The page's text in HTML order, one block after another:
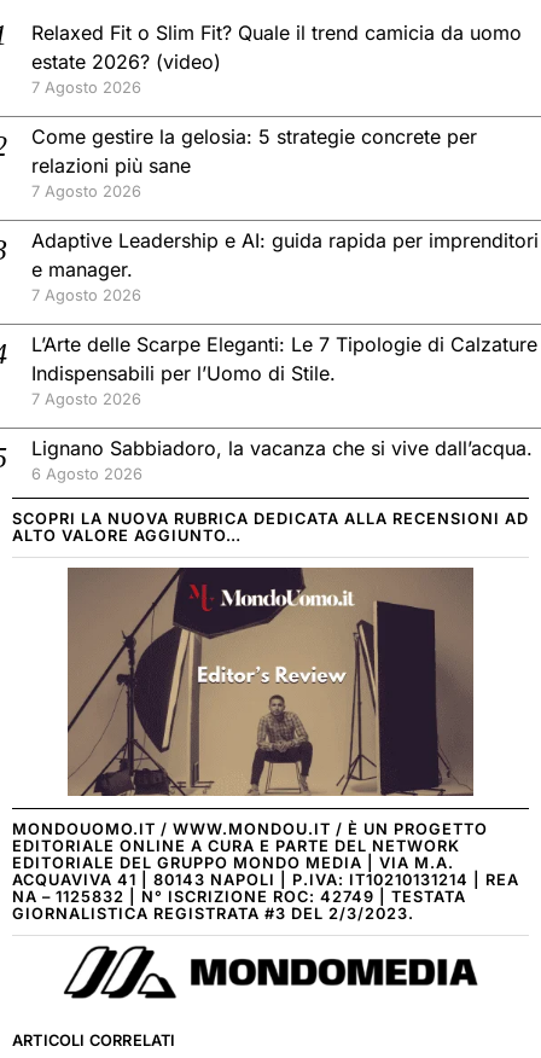
Relaxed Fit o Slim Fit? Quale il trend camicia da uomo
estate 2026? (video)
7 Agosto 2026
Come gestire la gelosia: 5 strategie concrete per
relazioni più sane
7 Agosto 2026
Adaptive Leadership e AI: guida rapida per imprenditori
e manager.
7 Agosto 2026
L’Arte delle Scarpe Eleganti: Le 7 Tipologie di Calzature
Indispensabili per l’Uomo di Stile.
7 Agosto 2026
Lignano Sabbiadoro, la vacanza che si vive dall’acqua.
6 Agosto 2026
SCOPRI LA NUOVA RUBRICA DEDICATA ALLA RECENSIONI AD
ALTO VALORE AGGIUNTO…
MONDOUOMO.IT / WWW.MONDOU.IT / È UN PROGETTO
EDITORIALE ONLINE A CURA E PARTE DEL NETWORK
EDITORIALE DEL GRUPPO MONDO MEDIA | VIA M.A.
ACQUAVIVA 41 | 80143 NAPOLI | P.IVA: IT10210131214 | REA
NA – 1125832 | N° ISCRIZIONE ROC: 42749 | TESTATA
GIORNALISTICA REGISTRATA #3 DEL 2/3/2023.
ARTICOLI CORRELATI